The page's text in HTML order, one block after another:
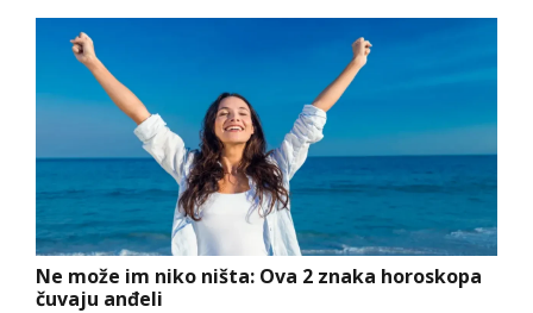
Ne može im niko ništa: Ova 2 znaka horoskopa
čuvaju anđeli